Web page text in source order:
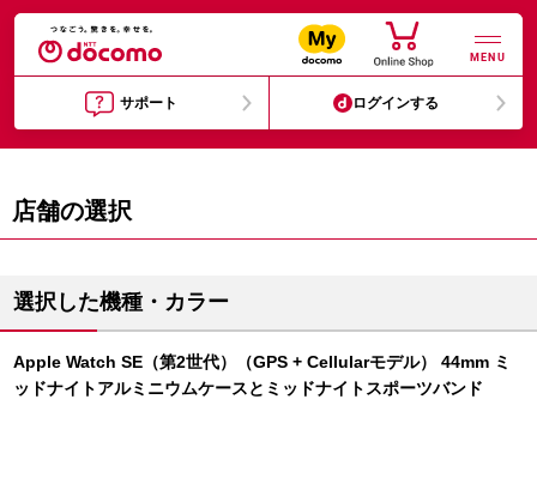
MENU
サポート ログインする
店舗の選択
選択した機種・カラー
Apple Watch SE（第2世代）（GPS + Cellularモデル） 44mm ミ
ッドナイトアルミニウムケースとミッドナイトスポーツバンド